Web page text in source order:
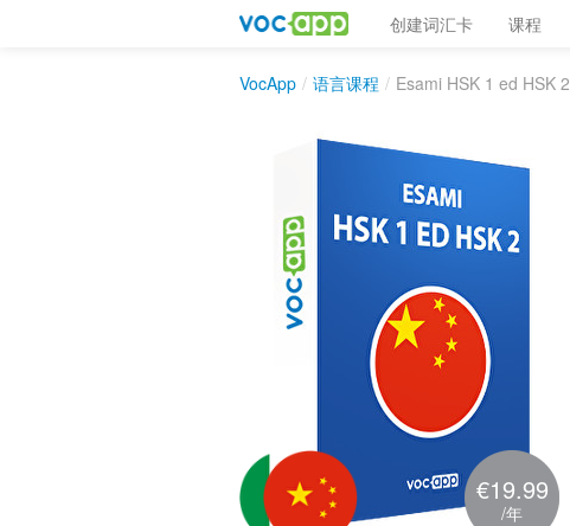
创建词汇卡 课程
VocApp / 语言课程 / Esami HSK 1 ed HSK 2
€19.99
/年